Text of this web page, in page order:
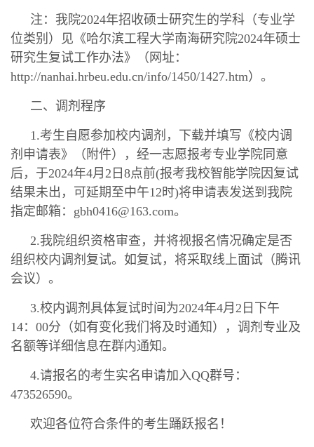
注：我院2024年招收硕士研究生的学科（专业学
位类别）见《哈尔滨工程大学南海研究院2024年硕士
研究生复试工作办法》（网址：
http://nanhai.hrbeu.edu.cn/info/1450/1427.htm）。
二、调剂程序
1.考生自愿参加校内调剂，下载并填写《校内调
剂申请表》（附件），经一志愿报考专业学院同意
后，于2024年4月2日 8点前(报考我校智能学院因复试
结果未出，可延期至中午12时)将申请表发送到我院
指定邮箱：gbh0416@163.com。
2.我院组织资格审查，并将视报名情况确定是否
组织校内调剂复试。如复试，将采取线上面试（腾讯
会议）。
3.校内调剂具体复试时间为2024年4月2日下午
14：00分（如有变化我们将及时通知），调剂专业及
名额等详细信息在群内通知。
4.请报名的考生实名申请加入QQ群号：
473526590。
欢迎各位符合条件的考生踊跃报名！